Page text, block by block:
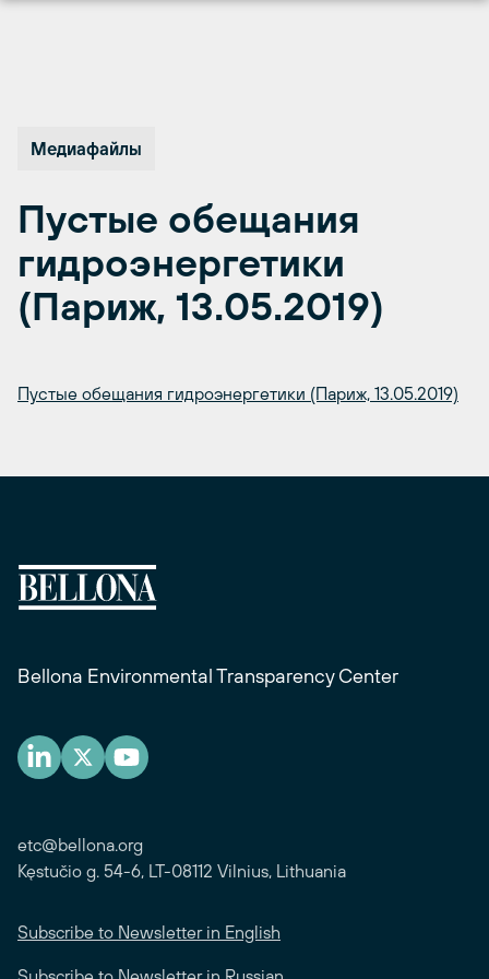
Медиафайлы
Пустые обещания
гидроэнергетики
(Париж, 13.05.2019)
Пустые обещания гидроэнергетики (Париж, 13.05.2019)
Bellona Environmental Transparency Center
etc@bellona.org
Kęstučio g. 54-6, LT-08112 Vilnius, Lithuania
Subscribe to Newsletter in English